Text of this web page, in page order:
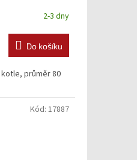
2-3 dny
Do košíku
průměr 80
Kód: 17887